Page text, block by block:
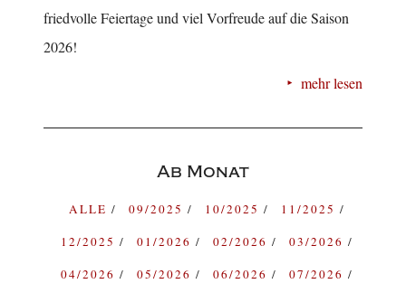
friedvolle Feiertage und viel Vorfreude auf die Saison
2026!
mehr lesen
Ab Monat
ALLE 09/2025 10/2025
11/2025
12/2025
01/2026 02/2026
03/2026
04/2026
05/2026 06/2026
07/2026